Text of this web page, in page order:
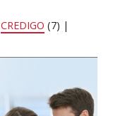
CREDIGO (7)